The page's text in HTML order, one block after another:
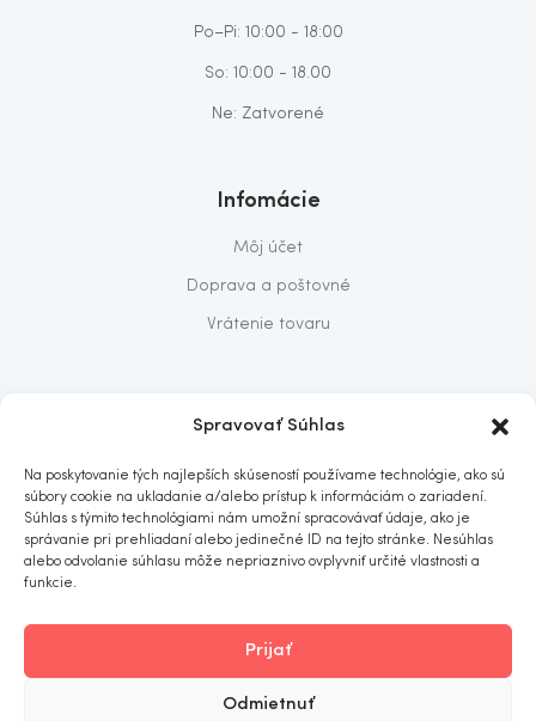
Spravovať Súhlas
Na poskytovanie tých najlepších skúseností používame technológie, ako sú
súbory cookie na ukladanie a/alebo prístup k informáciám o zariadení.
Súhlas s týmito technológiami nám umožní spracovávať údaje, ako je
správanie pri prehliadaní alebo jedinečné ID na tejto stránke. Nesúhlas
alebo odvolanie súhlasu môže nepriaznivo ovplyvniť určité vlastnosti a
funkcie.
Prijať
Odmietnuť
Po–Pi: 10:00 - 18:00
So: 10:00 - 18.00
Ne: Zatvorené
Infomácie
Môj účet
Doprava a poštovné
Vrátenie tovaru
Predajňa
Kontakt
ITOMNIA . All rights reserved.